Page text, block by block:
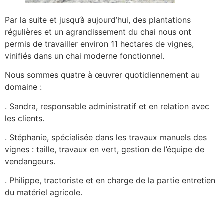
Par la suite et jusqu’à aujourd’hui, des plantations
régulières et un agrandissement du chai nous ont
permis de travailler environ 11 hectares de vignes,
vinifiés dans un chai moderne fonctionnel.
Nous sommes quatre à œuvrer quotidiennement au
domaine :
. Sandra, responsable administratif et en relation avec
les clients.
. Stéphanie, spécialisée dans les travaux manuels des
vignes : taille, travaux en vert, gestion de l’équipe de
vendangeurs.
. Philippe, tractoriste et en charge de la partie entretien
du matériel agricole.